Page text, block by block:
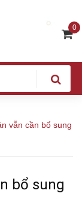
0
vẫn cần bổ sung
bổ sung